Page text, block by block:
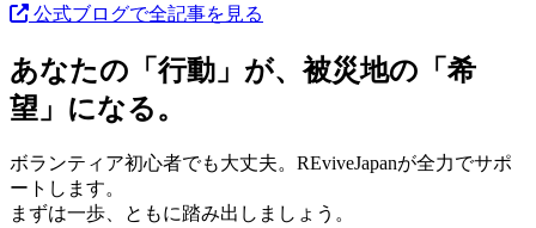
公式ブログで全記事を見る
あなたの「行動」が、被災地の「希
望」になる。
ボランティア初心者でも大丈夫。REviveJapanが全力でサポ
ートします。
まずは一歩、ともに踏み出しましょう。